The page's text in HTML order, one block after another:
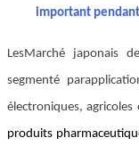
important
LesMarché japonais
segmenté par
électroniques, agricoles
produits